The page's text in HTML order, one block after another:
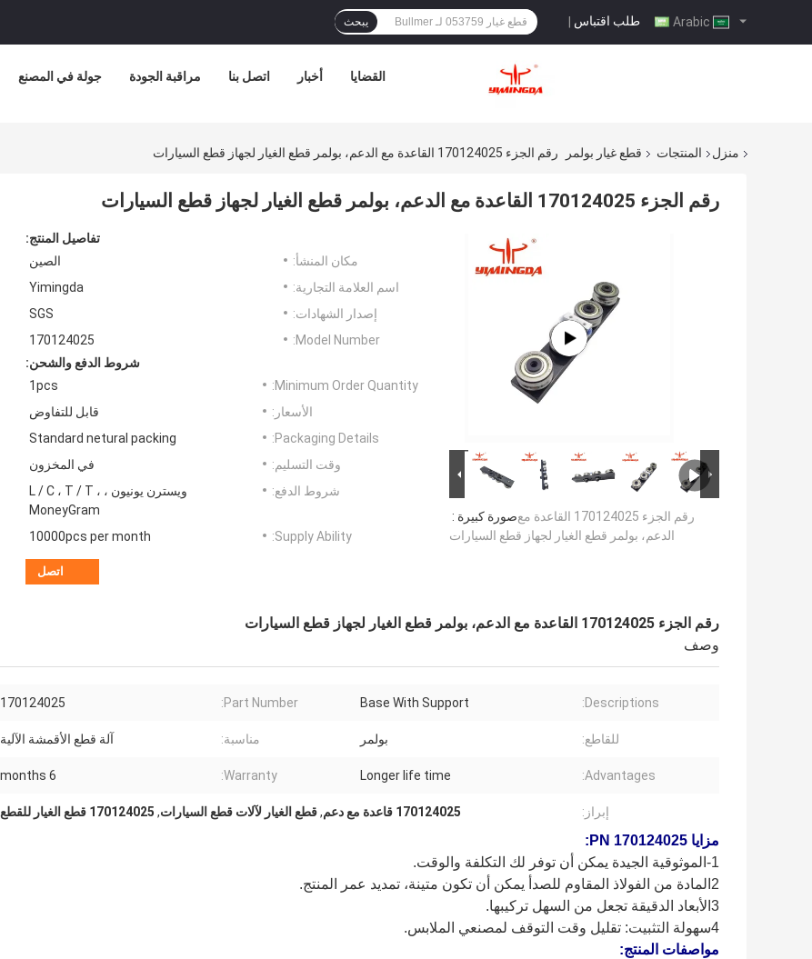
طلب اقتباس | يبحث
جولة في المصنع مراقبة الجودة اتصل بنا أخبار القضايا
منزل المنتجات قطع غيار بولمر رقم الجزء 170124025 القاعدة مع الدعم، بولمر قطع الغيار لجهاز قطع السيارات
رقم الجزء 170124025 القاعدة مع الدعم، بولمر قطع الغيار لجهاز قطع السيارات
صورة كبيرة :رقم الجزء 170124025 القاعدة مع
الدعم، بولمر قطع الغيار لجهاز قطع السيارات
تفاصيل المنتج:
مكان المنشأ:
الصين
اسم العلامة التجارية:
Yimingda
إصدار الشهادات:
SGS
Model Number:
170124025
شروط الدفع والشحن:
Minimum Order Quantity:
1pcs
الأسعار:
قابل للتفاوض
Packaging Details:
Standard netural packing
وقت التسليم:
في المخزون
شروط الدفع:
ويسترن يونيون ، L / C ، T / T ،
MoneyGram
Supply Ability:
10000pcs per month
اتصل
رقم الجزء 170124025 القاعدة مع الدعم، بولمر قطع الغيار لجهاز قطع السيارات
وصف
Descriptions:
Base With Support
Part Number:
170124025
للقاطع: بولمر مناسبة: آلة قطع الأقمشة الآلية
Advantages:
Longer life time
Warranty:
6 months
إبراز: 170124025 قاعدة مع دعم ,قطع الغيار لآلات قطع السيارات, 170124025 قطع الغيار للقطع
مزايا PN 170124025:
1-الموثوقية الجيدة يمكن أن توفر لك التكلفة والوقت.
2المادة من الفولاذ المقاوم للصدأ يمكن أن تكون متينة، تمديد عمر المنتج.
3الأبعاد الدقيقة تجعل من السهل تركيبها.
4سهولة التثبيت: تقليل وقت التوقف لمصنعي الملابس.
مواصفات المنتج: